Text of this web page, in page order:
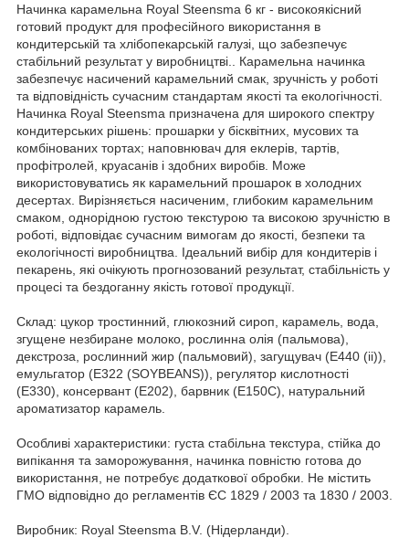
Начинка карамельна Royal Steensma 6 кг - високоякісний
готовий продукт для професійного використання в
кондитерській та хлібопекарській галузі, що забезпечує
стабільний результат у виробництві.. Карамельна начинка
забезпечує насичений карамельний смак, зручність у роботі
та відповідність сучасним стандартам якості та екологічності.
Начинка Royal Steensma призначена для широкого спектру
кондитерських рішень: прошарки у бісквітних, мусових та
комбінованих тортах; наповнювач для еклерів, тартів,
профітролей, круасанів і здобних виробів. Може
використовуватись як карамельний прошарок в холодних
десертах. Вирізняється насиченим, глибоким карамельним
смаком, однорідною густою текстурою та високою зручністю в
роботі, відповідає сучасним вимогам до якості, безпеки та
екологічності виробництва. Ідеальний вибір для кондитерів і
пекарень, які очікують прогнозований результат, стабільність у
процесі та бездоганну якість готової продукції.
Склад: цукор тростинний, глюкозний сироп, карамель, вода,
згущене незбиране молоко, рослинна олія (пальмова),
декстроза, рослинний жир (пальмовий), загущувач (E440 (ii)),
емульгатор (E322 (SOYBEANS)), регулятор кислотності
(E330), консервант (E202), барвник (E150С), натуральний
ароматизатор карамель.
Особливі характеристики: густа стабільна текстура, стійка до
випікання та заморожування, начинка повністю готова до
використання, не потребує додаткової обробки. Не містить
ГМО відповідно до регламентів ЄС 1829 / 2003 та 1830 / 2003.
Виробник: Royal Steensma B.V. (Нідерланди).